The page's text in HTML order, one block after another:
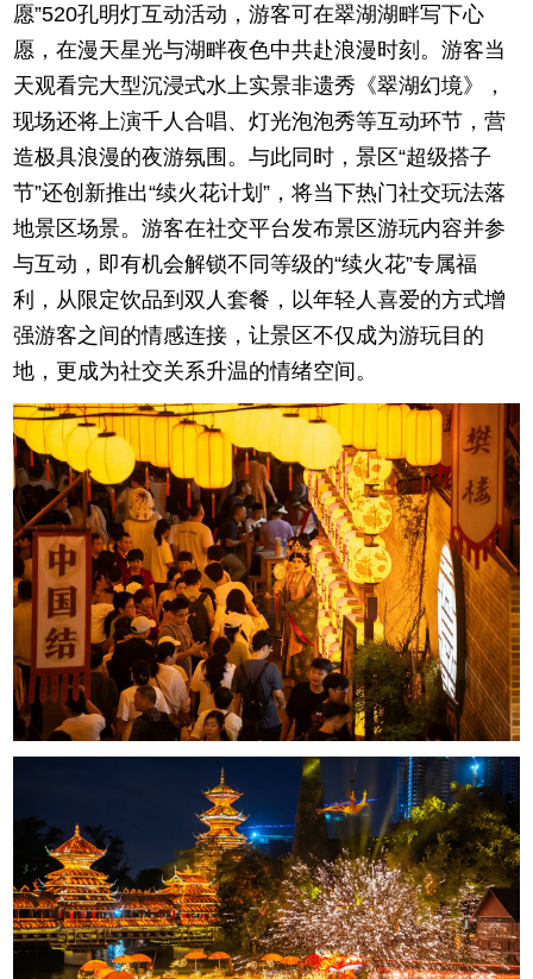
愿”520孔明灯互动活动，游客可在翠湖湖畔写下心
愿，在漫天星光与湖畔夜色中共赴浪漫时刻。游客当
天观看完大型沉浸式水上实景非遗秀《翠湖幻境》，
现场还将上演千人合唱、灯光泡泡秀等互动环节，营
造极具浪漫的夜游氛围。与此同时，景区“超级搭子
节”还创新推出“续火花计划”，将当下热门社交玩法落
地景区场景。游客在社交平台发布景区游玩内容并参
与互动，即有机会解锁不同等级的“续火花”专属福
利，从限定饮品到双人套餐，以年轻人喜爱的方式增
强游客之间的情感连接，让景区不仅成为游玩目的
地，更成为社交关系升温的情绪空间。